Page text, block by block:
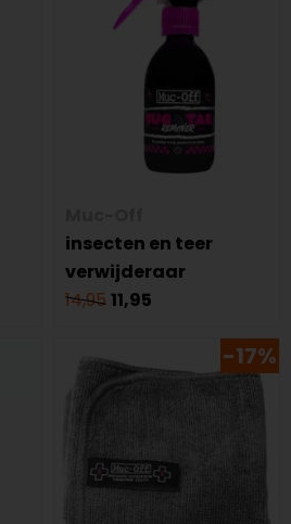
insecten en teer
verwijderaar
14,9511,95
-17%